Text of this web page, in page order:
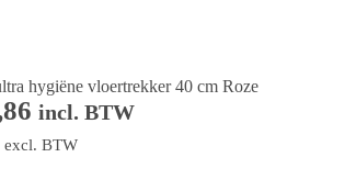
hygiëne vloertrekker 40 cm Roze
incl. BTW
excl. BTW